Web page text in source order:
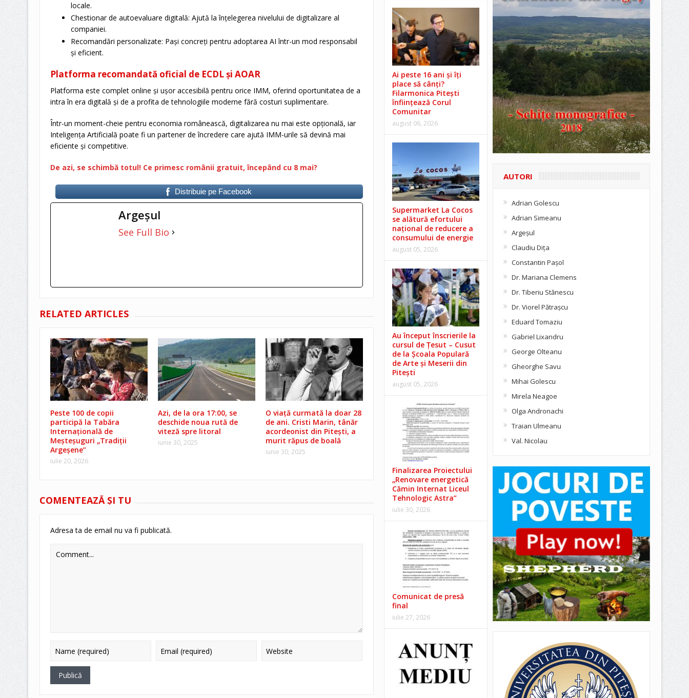
locale.
Chestionar de autoevaluare digitală: Ajută la înțelegerea nivelului de digitalizare al
companiei.
Recomandări personalizate: Pași concreți pentru adoptarea AI într-un mod responsabil
și eficient.
Platforma recomandată oficial de ECDL și AOAR
Platforma este complet online și ușor accesibilă pentru orice IMM, oferind oportunitatea de a
intra în era digitală și de a profita de tehnologiile moderne fără costuri suplimentare.
Într-un moment-cheie pentru economia românească, digitalizarea nu mai este opțională, iar
Inteligența Artificială poate fi un partener de încredere care ajută IMM-urile să devină mai
eficiente și competitive.
De azi, se schimbă totul! Ce primesc românii gratuit, începând cu 8 mai?
Distribuie pe Facebook
Argeşul
See Full Bio
RELATED ARTICLES
Peste 100 de copii
participă la Tabăra
Internațională de
Meșteșuguri „Tradiții
Argeșene”
iulie 20, 2026
Azi, de la ora 17:00, se
deschide noua rută de
viteză spre litoral
iunie 30, 2025
O viață curmată la doar 28
de ani. Cristi Marin, tânăr
acordeonist din Pitești, a
murit răpus de boală
iunie 30, 2025
COMENTEAZĂ ŞI TU
Adresa ta de email nu va fi publicată.
Ai peste 16 ani și îți
place să cânți?
Filarmonica Pitești
înființează Corul
Comunitar
august 06, 2026
Supermarket La Cocos
se alătură efortului
național de reducere a
consumului de energie
august 05, 2026
Au început înscrierile la
cursul de Țesut – Cusut
de la Școala Populară
de Arte și Meserii din
Pitești
august 05, 2026
Finalizarea Proiectului
„Renovare energetică
Cămin Internat Liceul
Tehnologic Astra”
iulie 30, 2026
Comunicat de presă
final
iulie 27, 2026
AUTORI
Adrian Golescu
Adrian Simeanu
Argeşul
Claudiu Diţa
Constantin Pașol
Dr. Mariana Clemens
Dr. Tiberiu Stănescu
Dr. Viorel Pătraşcu
Eduard Tomaziu
Gabriel Lixandru
George Olteanu
Gheorghe Savu
Mihai Golescu
Mirela Neagoe
Olga Andronachi
Traian Ulmeanu
Val. Nicolau